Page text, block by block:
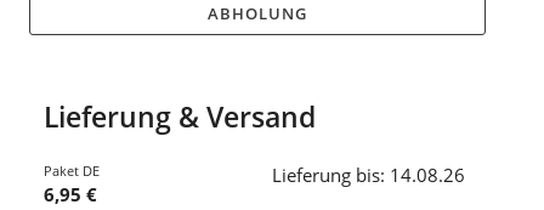
ABHOLUNG
Lieferung & Versand
Paket DE
6,95 €
Lieferung bis: 14.08.26